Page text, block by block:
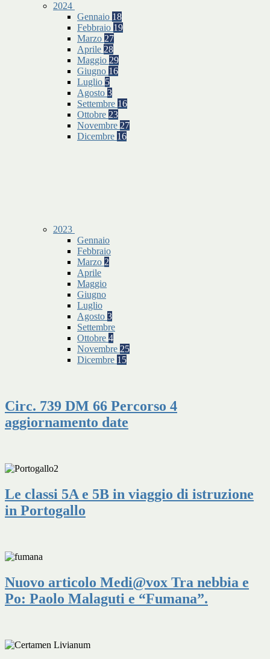
2024
Gennaio 18
Febbraio 19
Marzo 27
Aprile 28
Maggio 29
Giugno 16
Luglio 5
Agosto 3
Settembre 16
Ottobre 23
Novembre 27
Dicembre 16
2023
Gennaio
Febbraio
Marzo 2
Aprile
Maggio
Giugno
Luglio
Agosto 3
Settembre
Ottobre 4
Novembre 25
Dicembre 15
Circ. 739 DM 66 Percorso 4
aggiornamento date
Le classi 5A e 5B in viaggio di istruzione
in Portogallo
Nuovo articolo Medi@vox Tra nebbia e
Po: Paolo Malaguti e “Fumana”.